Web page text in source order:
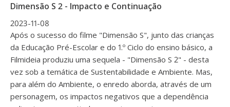
Dimensão S 2 - Impacto e Continuação
2023-11-08
Após o sucesso do filme "Dimensão S", junto das crianças
da Educação Pré-Escolar e do 1.º Ciclo do ensino básico, a
Filmideia produziu uma sequela - "Dimensão S 2" - desta
vez sob a temática de Sustentabilidade e Ambiente. Mas,
para além do Ambiente, o enredo aborda, através de um
personagem, os impactos negativos que a dependência